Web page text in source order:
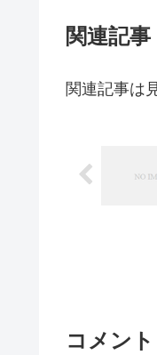
関連記事
関連記事は
コメント